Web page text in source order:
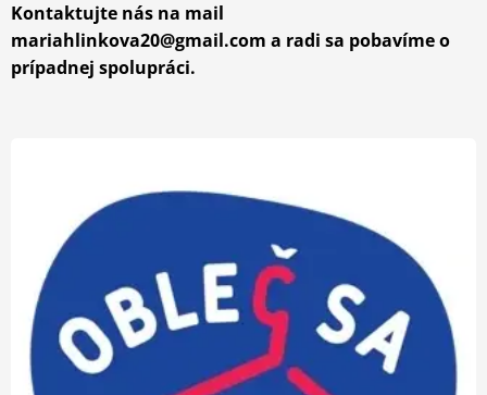
Kontaktujte nás na mail
mariahlinkova20@gmail.com a radi sa pobavíme o
prípadnej spolupráci.